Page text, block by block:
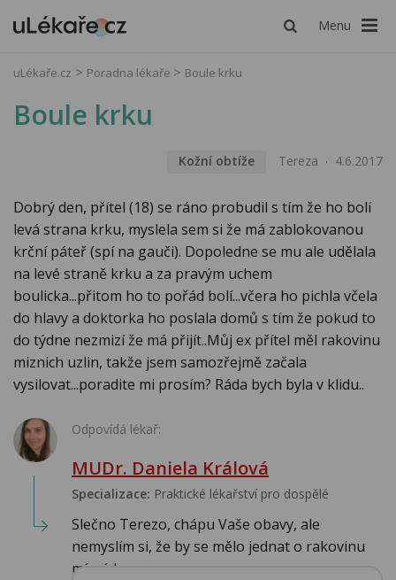
Menu
uLékaře.cz Poradna lékaře Boule krku
Boule krku
Kožní obtíže Tereza 4.6.2017
Dobrý den, přítel (18) se ráno probudil s tím že ho bolí
levá strana krku, myslela sem si že má zablokovanou
krční páteř (spí na gauči). Dopoledne se mu ale udělala
na levé straně krku a za pravým uchem
boulicka...přitom ho to pořád bolí...včera ho pichla včela
do hlavy a doktorka ho poslala domů s tím že pokud to
do týdne nezmizí že má přijít..Můj ex přítel měl rakovinu
miznich uzlin, takže jsem samozřejmě začala
vysilovat...poradite mi prosím? Ráda bych byla v klidu..
Odpovídá lékař:
MUDr. Daniela Králová
Specializace: Praktické lékařství pro dospělé
Slečno Terezo, chápu Vaše obavy, ale
nemyslím si, že by se mělo jednat o rakovinu
mízních uz...